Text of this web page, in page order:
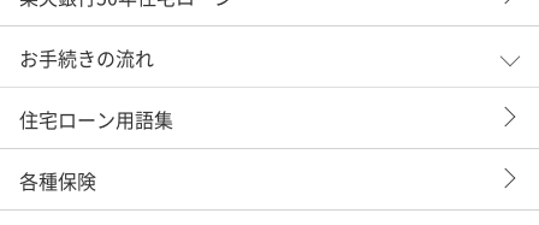
お手続きの流れ
住宅ローン用語集
各種保険